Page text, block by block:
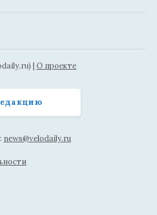
| О проекте
news@velodaily.ru